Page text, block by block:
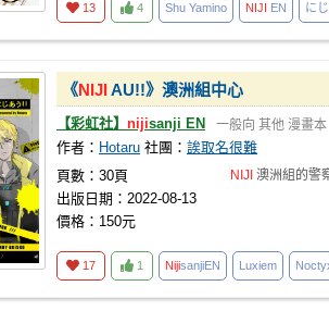
13 4 Shu Yamino NIJI EN に
《NIJIAU!!》澳洲組中心
【彩虹社】 nijisanji EN 一般向 其他 漫畫本
作者： Hotaru 社團： 誒取名很難
頁數：30頁
出版日期：2022-08-13
價格：150元
NIJI 澳洲組的警
17 1 NijisanjiEN Luxiem